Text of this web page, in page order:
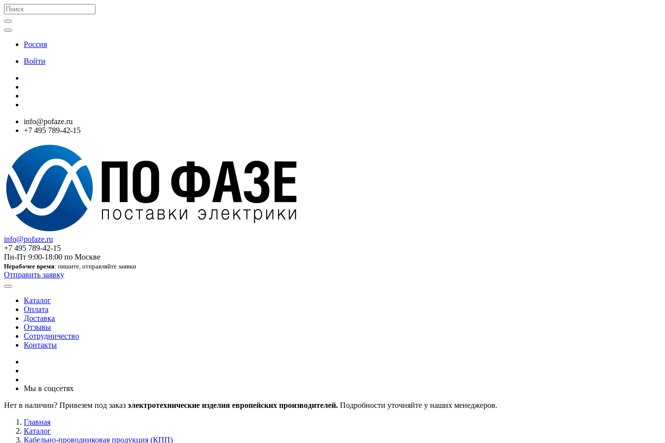
Россия
Войти
info@pofaze.ru
+7 495 789-42-15
info@pofaze.ru
+7 495 789-42-15
Пн-Пт 9:00-18:00 по Москве
Нерабочее время: пишите, отправляйте заявки
Отправить заявку
Каталог
Оплата
Доставка
Отзывы
Сотрудничество
Контакты
Мы в соцсетях
Нет в наличии? Привезем под заказ электротехнические изделия европейских производителей. Подробности уточняйте у наших менеджеров.
Главная
Каталог
Кабельно-проводниковая продукция (КПП)